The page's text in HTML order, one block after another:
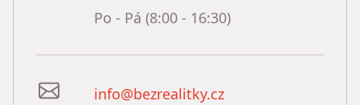
Po - Pá (8:00 - 16:30)
info@bezrealitky.cz